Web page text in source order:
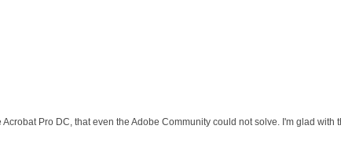
Pro DC, that even the Adobe Community could not solve. I'm glad